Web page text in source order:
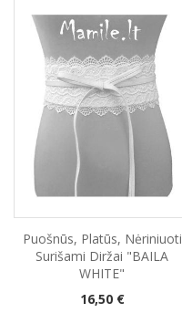
Puošnūs, Platūs, Nėriniuoti
Surišami Diržai "BAILA
WHITE"
Kaina
16,50 €